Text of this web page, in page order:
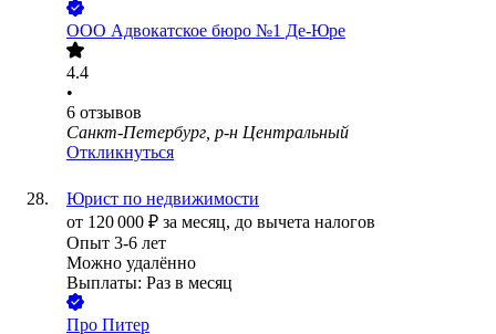
ООО Адвокатское бюро №1 Де-Юре
4.4
•
6 отзывов
Санкт-Петербург, р-н Центральный
Откликнуться
Юрист по недвижимости
от 120 000 ₽ за месяц, до вычета налогов
Опыт 3-6 лет
Можно удалённо
Выплаты: Раз в месяц
Про Питер